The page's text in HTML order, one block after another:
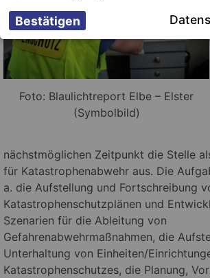
Foto: Blaulichtreport Elbe – Elster
(Symbolbild)
nächstmöglichen Zeitpunkt die Stelle
für Katastrophenabwehr aus. Die
a. die Aufstellung und Fortschreibung
Katastrophenschutzplänen und
Szenarien für die Ableitung von
Gefahrenabwehrmaßnahmen, die
Unterhaltung von Einheiten/
Katastrophenschutzes, die Planung,